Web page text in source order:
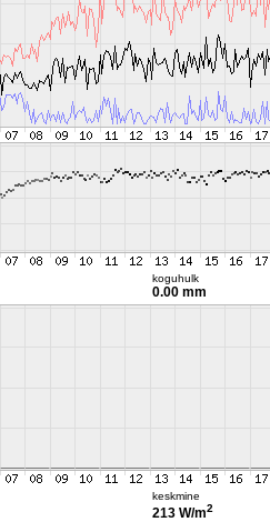
koguhulk
0.00 mm
keskmine
213 W/m2